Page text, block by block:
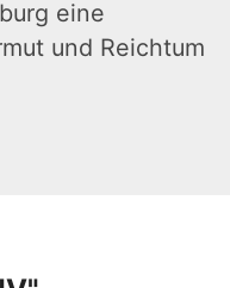
eine
und Reichtum